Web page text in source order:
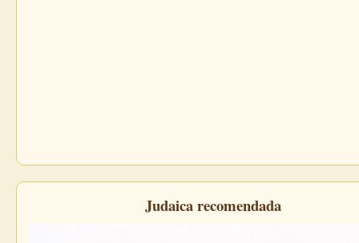
Judaica recomendada